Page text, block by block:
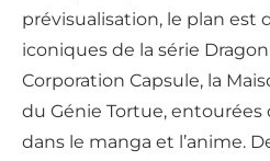
prévisualisation, le plan est
iconiques de la série
Corporation Capsule, la
du Génie Tortue, entourées
dans le manga et l’anime.